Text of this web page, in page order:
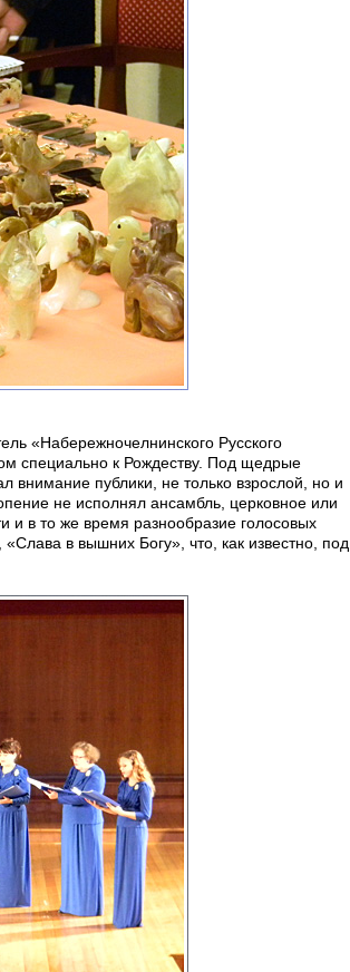
«Набережночелнинского Русского
специально к Рождеству. Под щедрые
внимание публики, не только взрослой, но и
не исполнял ансамбль, церковное или
и в то же время разнообразие голосовых
в вышних Богу», что, как известно, под